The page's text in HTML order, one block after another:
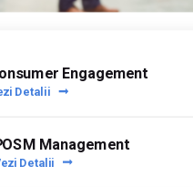
Engagement
Detalii
Management
Detalii